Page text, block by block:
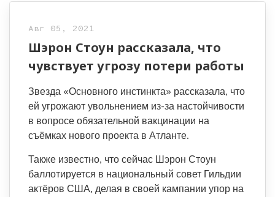
Авг 05, 2021
Шэрон Стоун рассказала, что
чувствует угрозу потери работы
Звезда «Основного инстинкта» рассказала, что
ей угрожают увольнением из-за настойчивости
в вопросе обязательной вакцинации на
съёмках нового проекта в Атланте.
Также известно, что сейчас Шэрон Стоун
баллотируется в национальный совет Гильдии
актёров США, делая в своей кампании упор на